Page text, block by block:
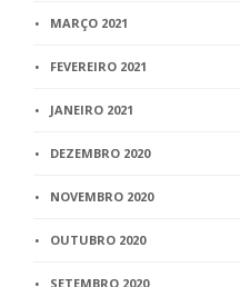
MARÇO 2021
FEVEREIRO 2021
JANEIRO 2021
DEZEMBRO 2020
NOVEMBRO 2020
OUTUBRO 2020
SETEMBRO 2020